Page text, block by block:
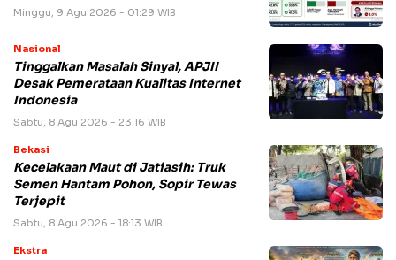
Minggu, 9 Agu 2026 - 01:29 WIB
Nasional
Tinggalkan Masalah Sinyal, APJII
Desak Pemerataan Kualitas Internet
Indonesia
Sabtu, 8 Agu 2026 - 23:16 WIB
Bekasi
Kecelakaan Maut di Jatiasih: Truk
Semen Hantam Pohon, Sopir Tewas
Terjepit
Sabtu, 8 Agu 2026 - 18:13 WIB
Ekstra